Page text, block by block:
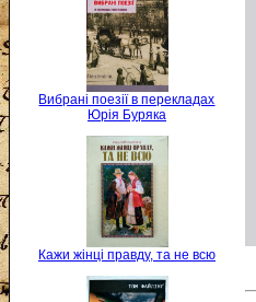
Вибрані поезії в перекладах
Юрія Буряка
Кажи жінці правду, та не всю